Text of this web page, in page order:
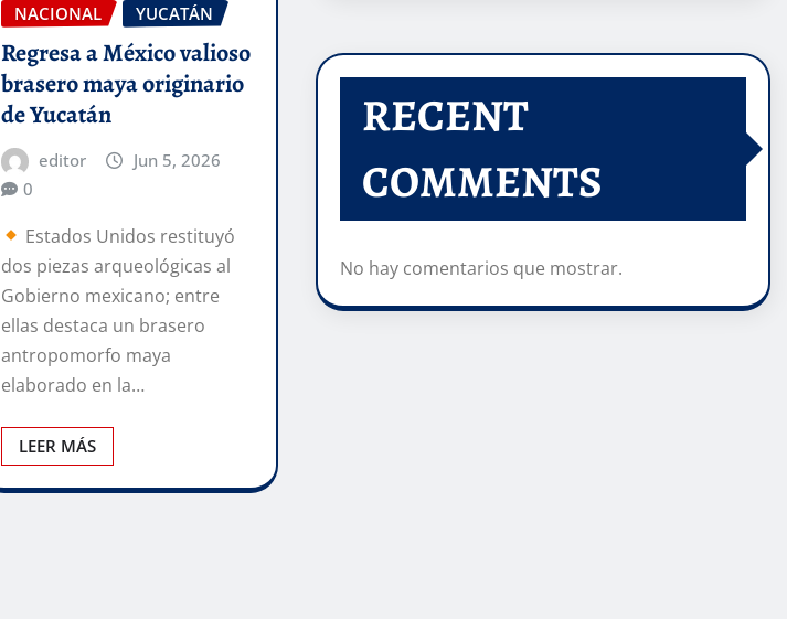
NACIONAL YUCATÁN
Regresa a México valioso
brasero maya originario
de Yucatán
editor
Jun 5, 2026
0
Estados Unidos restituyó
dos piezas arqueológicas al
Gobierno mexicano; entre
ellas destaca un brasero
antropomorfo maya
elaborado en la…
LEER MÁS
RECENT
COMMENTS
No hay comentarios que mostrar.